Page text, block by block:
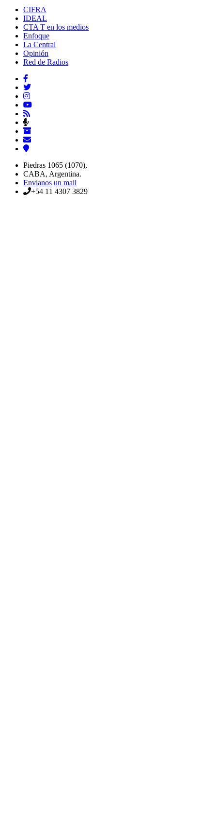
CIFRA
IDEAL
CTA T en los medios
Enfoque
La Central
Opinión
Red de Radios
Piedras 1065 (1070),
CABA, Argentina.
Envianos un mail
+54 11 4307 3829